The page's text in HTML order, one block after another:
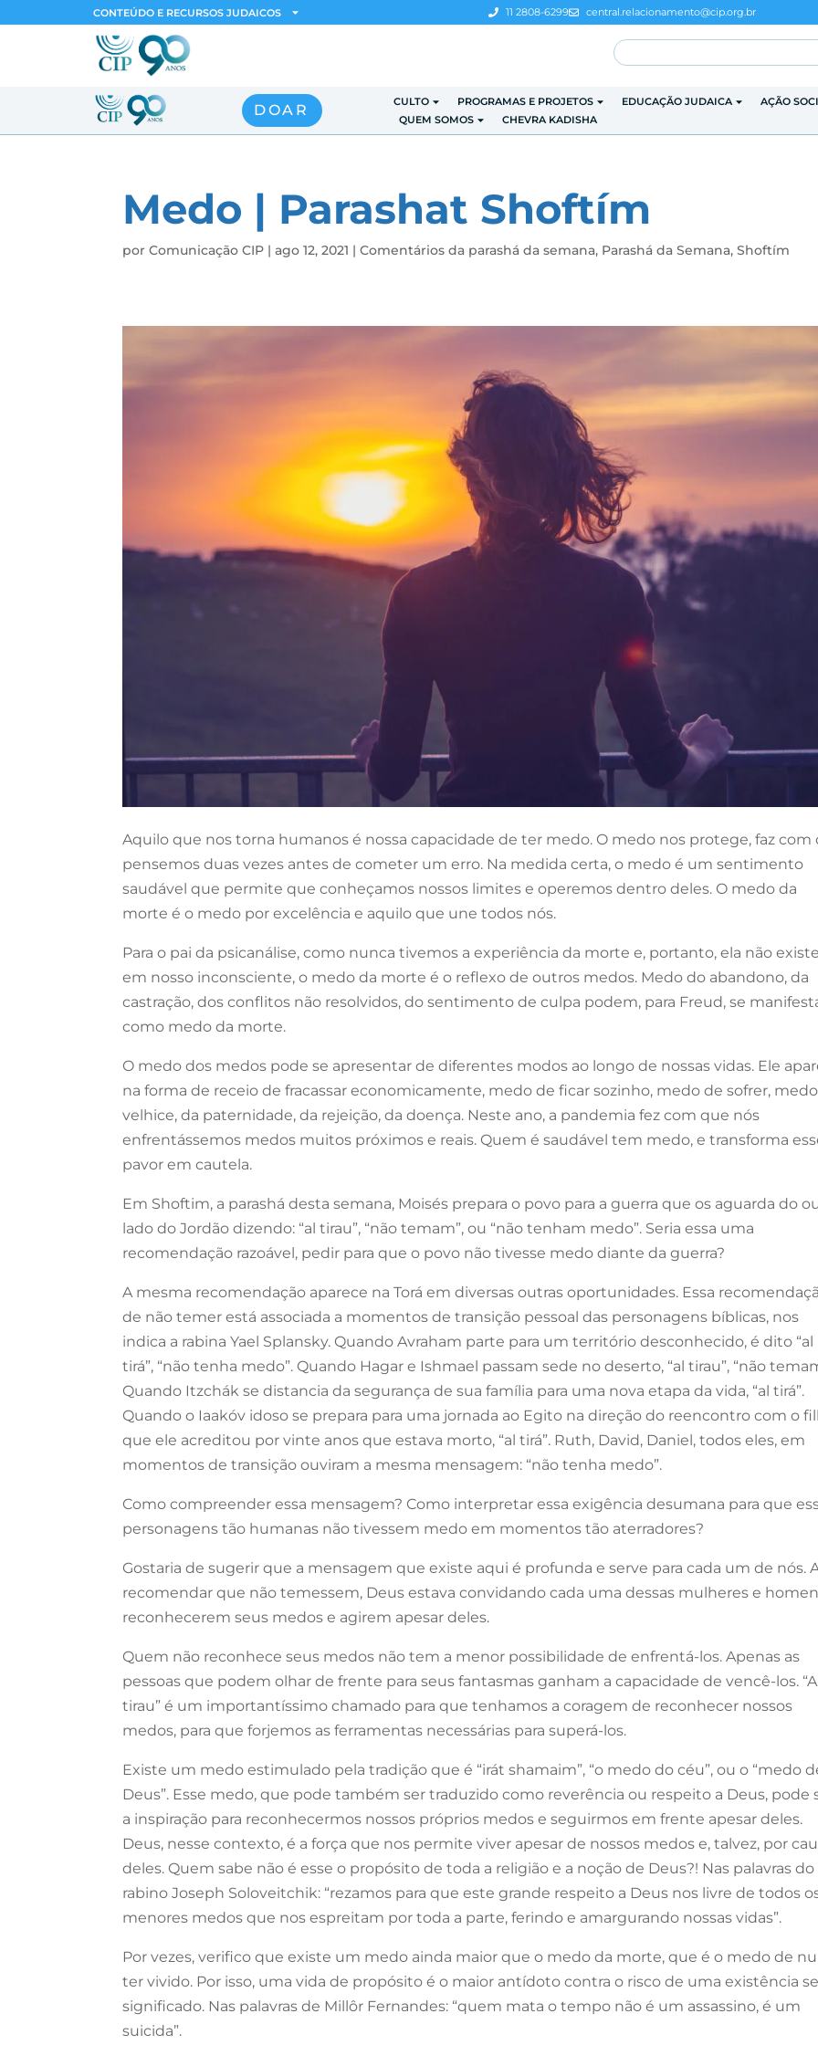
CONTEÚDO E RECURSOS JUDAICOS 11 2808-6299 central.relacionamento@cip.org.br
DOAR CULTO PROGRAMAS E PROJETOS EDUCAÇÃO JUDAICA AÇÃO
QUEM SOMOS
CHEVRA KADISHA
Medo | Parashat Shoftím
porComunicação CIP |ago 12, 2021 |Comentários da parashá da semana, Parashá da Semana,Shoftím
Aquilo que nos torna humanos é nossa capacidade de ter medo. O medo nos protege, faz com
pensemos duas vezes antes de cometer um erro. Na medida certa, o medo é um sentimento
saudável que permite que conheçamos nossos limites e operemos dentro deles. O medo da
morte é o medo por excelência e aquilo que une todos nós.
Para o pai da psicanálise, como nunca tivemos a experiência da morte e, portanto, ela não existe
em nosso inconsciente, o medo da morte é o reflexo de outros medos. Medo do abandono, da
castração, dos conflitos não resolvidos, do sentimento de culpa podem, para Freud, se
como medo da morte.
O medo dos medos pode se apresentar de diferentes modos ao longo de nossas vidas. Ele
na forma de receio de fracassar economicamente, medo de ficar sozinho, medo de sofrer,
velhice, da paternidade, da rejeição, da doença. Neste ano, a pandemia fez com que nós
enfrentássemos medos muitos próximos e reais. Quem é saudável tem medo, e transforma
pavor em cautela.
Em Shoftim, a parashá desta semana, Moisés prepara o povo para a guerra que os aguarda do
lado do Jordão dizendo: “al tirau”, “não temam”, ou “não tenham medo”. Seria essa uma
recomendação razoável, pedir para que o povo não tivesse medo diante da guerra?
A mesma recomendação aparece na Torá em diversas outras oportunidades. Essa
de não temer está associada a momentos de transição pessoal das personagens bíblicas, nos
indica a rabina Yael Splansky. Quando Avraham parte para um território desconhecido, é dito “al
tirá”, “não tenha medo”. Quando Hagar e Ishmael passam sede no deserto, “al tirau”, “não
Quando Itzchák se distancia da segurança de sua família para uma nova etapa da vida, “al tirá”.
Quando o Iaakóv idoso se prepara para uma jornada ao Egito na direção do reencontro com o
que ele acreditou por vinte anos que estava morto, “al tirá”. Ruth, David, Daniel, todos eles, em
momentos de transição ouviram a mesma mensagem: “não tenha medo”.
Como compreender essa mensagem? Como interpretar essa exigência desumana para que
personagens tão humanas não tivessem medo em momentos tão aterradores?
Gostaria de sugerir que a mensagem que existe aqui é profunda e serve para cada um de nós.
recomendar que não temessem, Deus estava convidando cada uma dessas mulheres e
reconhecerem seus medos e agirem apesar deles.
Quem não reconhece seus medos não tem a menor possibilidade de enfrentá-los. Apenas as
pessoas que podem olhar de frente para seus fantasmas ganham a capacidade de vencê-los.
tirau” é um importantíssimo chamado para que tenhamos a coragem de reconhecer nossos
medos, para que forjemos as ferramentas necessárias para superá-los.
Existe um medo estimulado pela tradição que é “irát shamaim”, “o medo do céu”, ou o “medo
Deus”. Esse medo, que pode também ser traduzido como reverência ou respeito a Deus, pode
a inspiração para reconhecermos nossos próprios medos e seguirmos em frente apesar deles.
Deus, nesse contexto, é a força que nos permite viver apesar de nossos medos e, talvez, por
deles. Quem sabe não é esse o propósito de toda a religião e a noção de Deus?! Nas palavras do
rabino Joseph Soloveitchik: “rezamos para que este grande respeito a Deus nos livre de todos
menores medos que nos espreitam por toda a parte, ferindo e amargurando nossas vidas”.
Por vezes, verifico que existe um medo ainda maior que o medo da morte, que é o medo de
ter vivido. Por isso, uma vida de propósito é o maior antídoto contra o risco de uma existência
significado. Nas palavras de Millôr Fernandes: “quem mata o tempo não é um assassino, é um
suicida”.